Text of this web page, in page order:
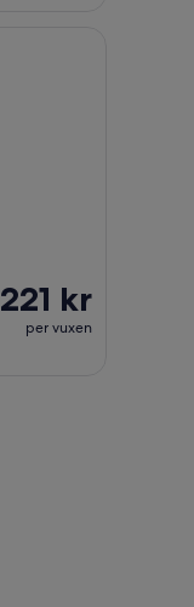
221 kr
per vuxen